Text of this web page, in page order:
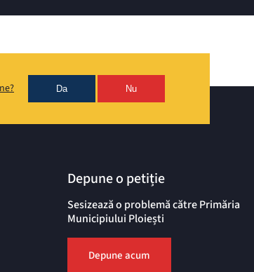
Da Nu
Depune o petiție
Sesizează o problemă către Primăria
Municipiului Ploiești
Depune acum